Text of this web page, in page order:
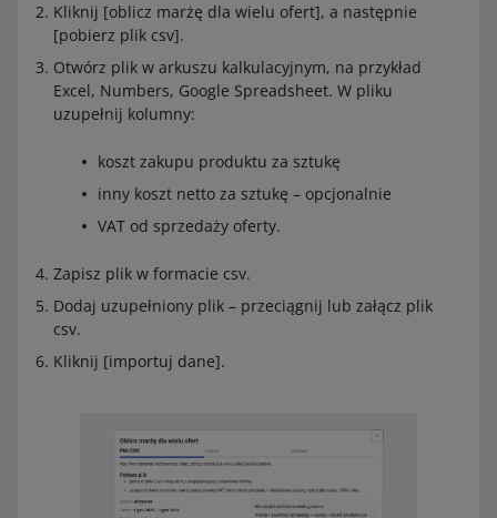
Kliknij [oblicz marżę dla wielu ofert], a następnie
[pobierz plik csv].
Otwórz plik w arkuszu kalkulacyjnym, na przykład
Excel, Numbers, Google Spreadsheet. W pliku
uzupełnij kolumny:
koszt zakupu produktu za sztukę
inny koszt netto za sztukę – opcjonalnie
VAT od sprzedaży oferty.
Zapisz plik w formacie csv.
Dodaj uzupełniony plik – przeciągnij lub załącz plik
csv.
Kliknij [importuj dane].